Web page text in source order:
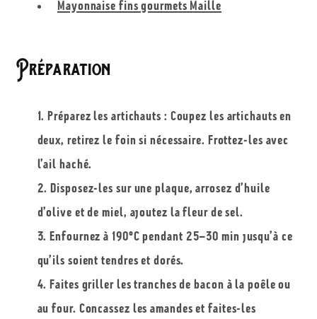
Mayonnaise fins gourmets Maille
Préparation
Préparez les artichauts : Coupez les artichauts en
deux, retirez le foin si nécessaire. Frottez-les avec
l’ail haché.
Disposez-les sur une plaque, arrosez d’huile
d’olive et de miel, ajoutez la fleur de sel.
Enfournez à 190°C pendant 25–30 min jusqu’à ce
qu’ils soient tendres et dorés.
Faites griller les tranches de bacon à la poêle ou
au four. Concassez les amandes et faites-les